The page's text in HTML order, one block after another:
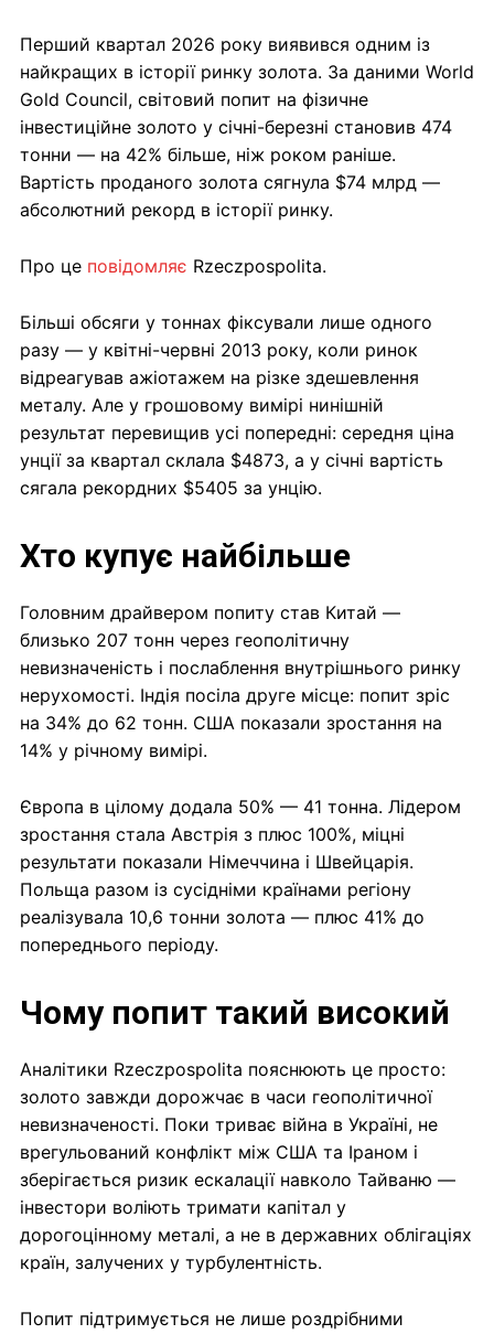
Перший квартал 2026 року виявився одним із
найкращих в історії ринку золота. За даними World
Gold Council, світовий попит на фізичне
інвестиційне золото у січні-березні становив 474
тонни — на 42% більше, ніж роком раніше.
Вартість проданого золота сягнула $74 млрд —
абсолютний рекорд в історії ринку.
Про це повідомляє Rzeczpospolita.
Більші обсяги у тоннах фіксували лише одного
разу — у квітні-червні 2013 року, коли ринок
відреагував ажіотажем на різке здешевлення
металу. Але у грошовому вимірі нинішній
результат перевищив усі попередні: середня ціна
унції за квартал склала $4873, а у січні вартість
сягала рекордних $5405 за унцію.
Хто купує найбільше
Головним драйвером попиту став Китай —
близько 207 тонн через геополітичну
невизначеність і послаблення внутрішнього ринку
нерухомості. Індія посіла друге місце: попит зріс
на 34% до 62 тонн. США показали зростання на
14% у річному вимірі.
Європа в цілому додала 50% — 41 тонна. Лідером
зростання стала Австрія з плюс 100%, міцні
результати показали Німеччина і Швейцарія.
Польща разом із сусідніми країнами регіону
реалізувала 10,6 тонни золота — плюс 41% до
попереднього періоду.
Чому попит такий високий
Аналітики Rzeczpospolita пояснюють це просто:
золото завжди дорожчає в часи геополітичної
невизначеності. Поки триває війна в Україні, не
врегульований конфлікт між США та Іраном і
зберігається ризик ескалації навколо Тайваню —
інвестори воліють тримати капітал у
дорогоцінному металі, а не в державних облігаціях
країн, залучених у турбулентність.
Попит підтримується не лише роздрібними